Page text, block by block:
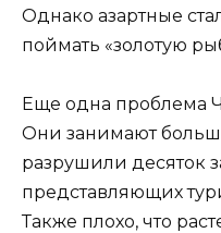
Однако азартные
поймать «золотую
Еще одна проблема
Они занимают
разрушили десяток
представляющих
Также плохо, что